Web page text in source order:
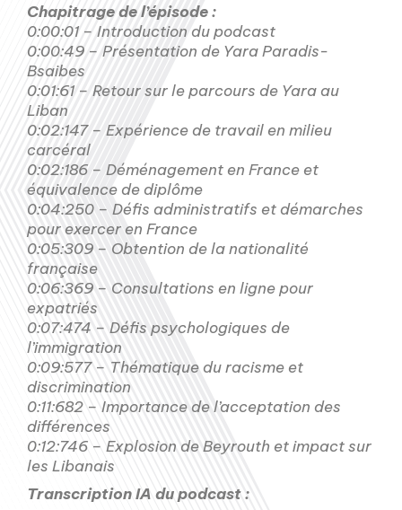
Chapitrage de l’épisode :
0:00:01 – Introduction du podcast
0:00:49 – Présentation de Yara Paradis-
Bsaibes
0:01:61 – Retour sur le parcours de Yara au
Liban
0:02:147 – Expérience de travail en milieu
carcéral
0:02:186 – Déménagement en France et
équivalence de diplôme
0:04:250 – Défis administratifs et démarches
pour exercer en France
0:05:309 – Obtention de la nationalité
française
0:06:369 – Consultations en ligne pour
expatriés
0:07:474 – Défis psychologiques de
l’immigration
0:09:577 – Thématique du racisme et
discrimination
0:11:682 – Importance de l’acceptation des
différences
0:12:746 – Explosion de Beyrouth et impact sur
les Libanais
Transcription IA du podcast :